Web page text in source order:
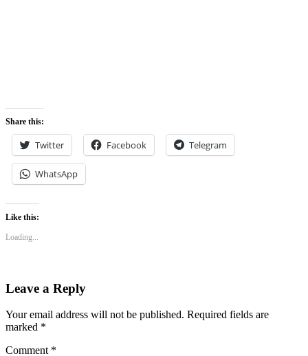
Share this:
Twitter Facebook Telegram
WhatsApp
Like this:
Loading...
Leave a Reply
Your email address will not be published. Required fields are
marked *
Comment *